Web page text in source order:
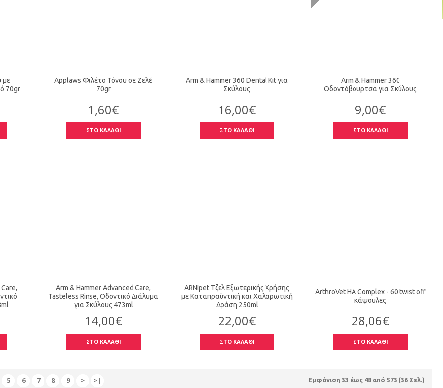
με
70gr
Applaws Φιλέτο Τόνου σε Ζελέ
70gr
1,60€
ΣΤΟ ΚΑΛΑΘΙ
Arm & Hammer 360 Dental Kit για
Σκύλους
16,00€
ΣΤΟ ΚΑΛΑΘΙ
Arm & Hammer 360
Οδοντόβουρτσα για Σκύλους
9,00€
ΣΤΟ ΚΑΛΑΘΙ
Arm & Hammer Advanced Care,
Tasteless Rinse, Οδοντικό Διάλυμα
για Σκύλους 473ml
14,00€
ΣΤΟ ΚΑΛΑΘΙ
ARNIpet Τζελ Εξωτερικής Χρήσης
με Καταπραϋντική και Χαλαρωτική
Δράση 250ml
22,00€
ΣΤΟ ΚΑΛΑΘΙ
ArthroVet HA Complex - 60 twist off
κάψουλες
28,06€
ΣΤΟ ΚΑΛΑΘΙ
5 6 7 8 9 > >| Εμφάνιση 33 έως 48 από 573 (36 Σελ.)